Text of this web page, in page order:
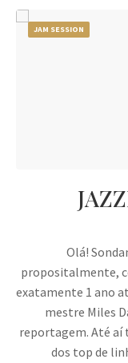
JAM SESSION
Olá!
propositalmente,
exatamente 1 ano
mestre Miles
reportagem. Até aí
dos top de